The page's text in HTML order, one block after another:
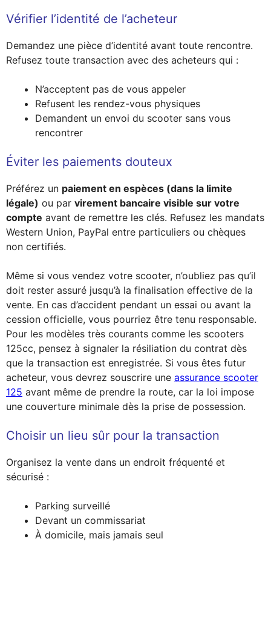
Vérifier l’identité de l’acheteur
Demandez une pièce d’identité avant toute rencontre.
Refusez toute transaction avec des acheteurs qui :
N’acceptent pas de vous appeler
Refusent les rendez-vous physiques
Demandent un envoi du scooter sans vous
rencontrer
Éviter les paiements douteux
Préférez un paiement en espèces (dans la limite
légale) ou par virement bancaire visible sur votre
compte avant de remettre les clés. Refusez les mandats
Western Union, PayPal entre particuliers ou chèques
non certifiés.
Même si vous vendez votre scooter, n’oubliez pas qu’il
doit rester assuré jusqu’à la finalisation effective de la
vente. En cas d’accident pendant un essai ou avant la
cession officielle, vous pourriez être tenu responsable.
Pour les modèles très courants comme les scooters
125cc, pensez à signaler la résiliation du contrat dès
que la transaction est enregistrée. Si vous êtes futur
acheteur, vous devrez souscrire une assurance scooter
125 avant même de prendre la route, car la loi impose
une couverture minimale dès la prise de possession.
Choisir un lieu sûr pour la transaction
Organisez la vente dans un endroit fréquenté et
sécurisé :
Parking surveillé
Devant un commissariat
À domicile, mais jamais seul